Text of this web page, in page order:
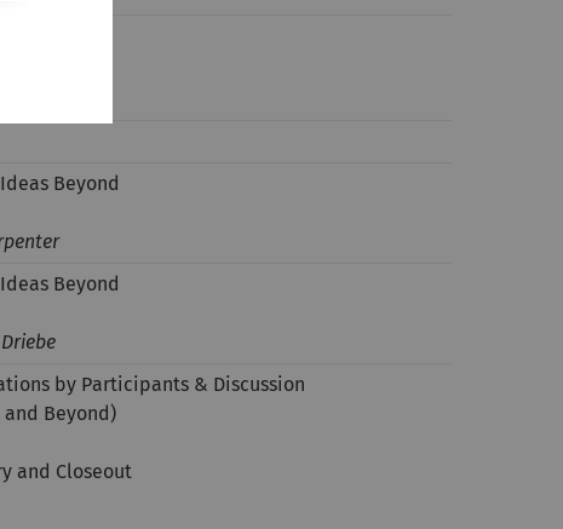
Beyond
Beyond
by Participants & Discussion
and Beyond)
and Closeout